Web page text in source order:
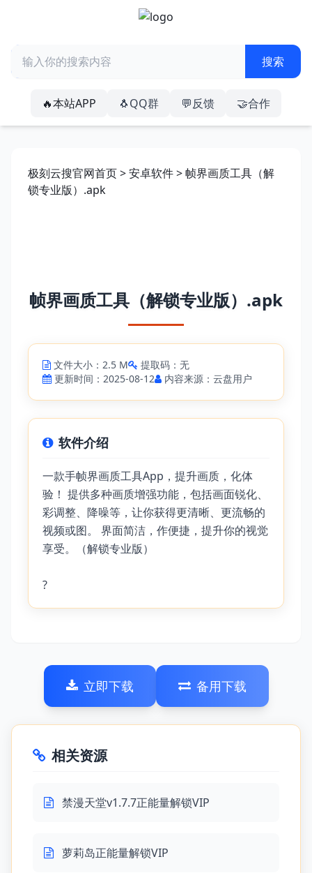
🔥本站APP 🐧QQ群 💬反馈 🤝合作
极刻云搜官网首页>安卓软件> 帧界画质工具（解
锁专业版）.apk
帧界画质工具（解锁专业版）.apk
文件大小：2.5 M
提取码：无
更新时间：2025-08-12
内容来源：云盘用户
软件介绍
一款手帧界画质工具App，提升画质，化体
验！ 提供多种画质增强功能，包括画面锐化、
彩调整、降噪等，让你获得更清晰、更流畅的
视频或图。 界面简洁，作便捷，提升你的视觉
享受。（解锁专业版）
?
立即下载 备用下载
相关资源
禁漫天堂v1.7.7正能量解锁VIP
萝莉岛正能量解锁VIP